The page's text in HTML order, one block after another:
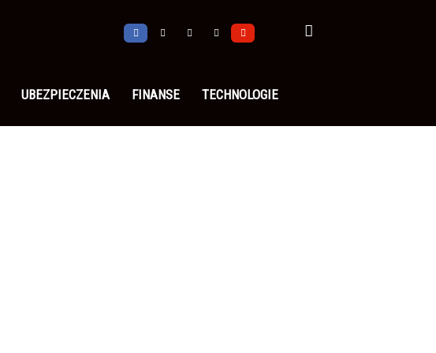
UBEZPIECZENIA FINANSE TECHNOLOGIE